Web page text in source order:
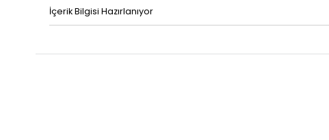
İçerik Bilgisi Hazırlanıyor